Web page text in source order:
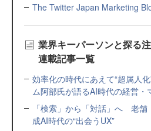
The Twitter Japan Marketing
業界キーパーソンと探る
連載記事一覧
効率化の時代にあえて“超属人
ム阿部氏が語るAI時代の経営・
「検索」から「対話」へ 老舗
成AI時代の“出会うUX”